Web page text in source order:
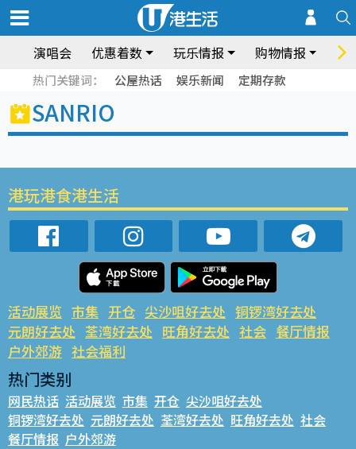
演唱会 优惠着数 玩乐情报 购物情报 饮
热门关键词： 公屋热话 娱乐新闻 定期存款
SANRIO
港玩港食港生活
活动展览 市集 开仓 尖沙咀好去处 铜锣湾好去处
元朗好去处 荃湾好去处 旺角好去处 社会 餐厅情报
户外郊游 社会福利
热门类别
网民热话 活动展览 市集 开仓 尖沙咀好去处
铜锣湾好去处 元朗好去处 荃湾好去处 旺角好去处 社会
餐厅情报 户外郊游